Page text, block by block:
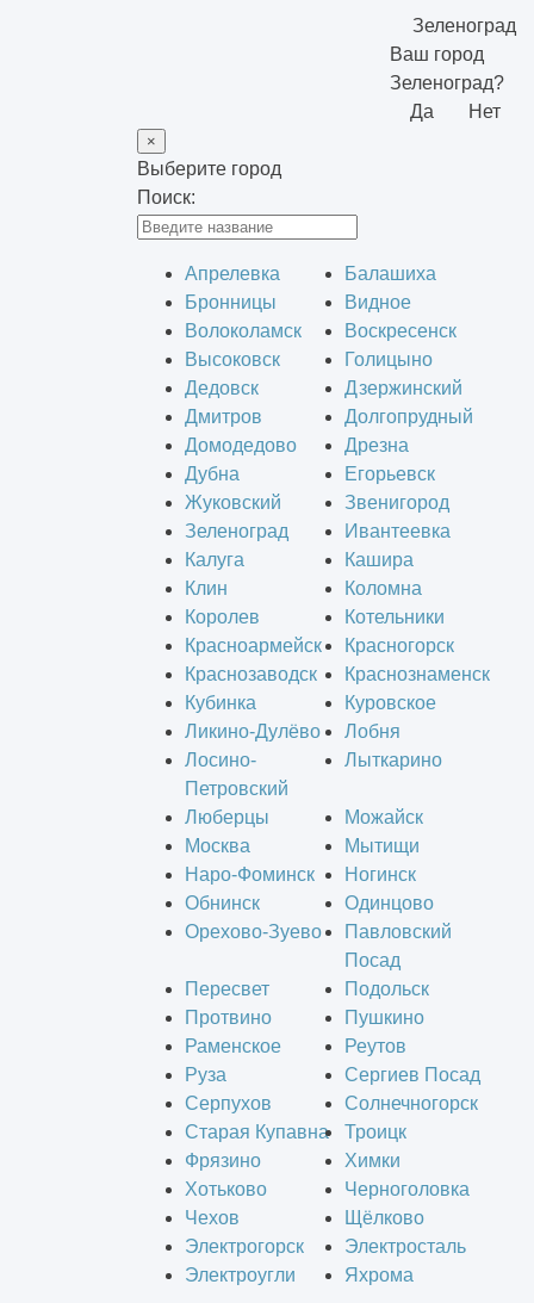
Зеленоград
Ваш город
Зеленоград?
Да
Нет
×
Выберите город
Поиск:
Апрелевка
Балашиха
Бронницы
Видное
Волоколамск
Воскресенск
Высоковск
Голицыно
Дедовск
Дзержинский
Дмитров
Долгопрудный
Домодедово
Дрезна
Дубна
Егорьевск
Жуковский
Звенигород
Зеленоград
Ивантеевка
Калуга
Кашира
Клин
Коломна
Королев
Котельники
Красноармейск
Красногорск
Краснозаводск
Краснознаменск
Кубинка
Куровское
Ликино-Дулёво
Лобня
Лосино-
Петровский
Лыткарино
Люберцы
Можайск
Москва
Мытищи
Наро-Фоминск
Ногинск
Обнинск
Одинцово
Орехово-Зуево
Павловский
Посад
Пересвет
Подольск
Протвино
Пушкино
Раменское
Реутов
Руза
Сергиев Посад
Серпухов
Солнечногорск
Старая Купавна
Троицк
Фрязино
Химки
Хотьково
Черноголовка
Чехов
Щёлково
Электрогорск
Электросталь
Электроугли
Яхрома